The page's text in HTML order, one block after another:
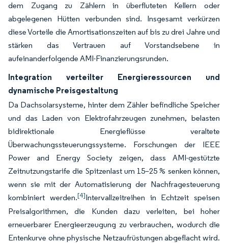
dem Zugang zu Zählern in überfluteten Kellern oder
abgelegenen Hütten verbunden sind. Insgesamt verkürzen
diese Vorteile die Amortisationszeiten auf bis zu drei Jahre und
stärken das Vertrauen auf Vorstandsebene in
aufeinanderfolgende AMI-Finanzierungsrunden.
Integration verteilter Energieressourcen und
dynamische Preisgestaltung
Da Dachsolarsysteme, hinter dem Zähler befindliche Speicher
und das Laden von Elektrofahrzeugen zunehmen, belasten
bidirektionale Energieflüsse veraltete
Überwachungssteuerungssysteme. Forschungen der IEEE
Power and Energy Society zeigen, dass AMI-gestützte
Zeitnutzungstarife die Spitzenlast um 15–25 % senken können,
wenn sie mit der Automatisierung der Nachfragesteuerung
kombiniert werden.[4]Intervallzeitreihen in Echtzeit speisen
Preisalgorithmen, die Kunden dazu verleiten, bei hoher
erneuerbarer Energieerzeugung zu verbrauchen, wodurch die
Entenkurve ohne physische Netzaufrüstungen abgeflacht wird.